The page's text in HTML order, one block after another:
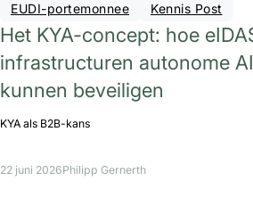
EUDI-portemonnee Kennis Post
Het KYA-concept: hoe
infrastructuren autonome
kunnen beveiligen
KYA als B2B-kans
22 juni 2026Philipp Gernerth